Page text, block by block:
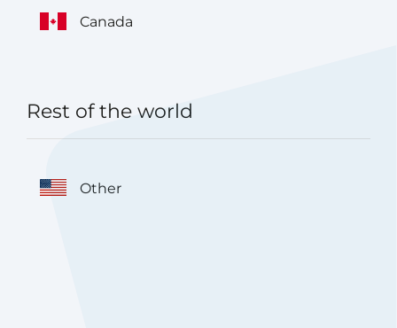
Canada
Rest of the world
Other